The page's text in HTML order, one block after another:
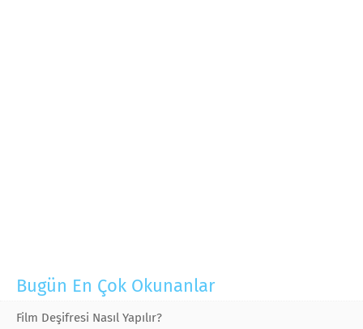
Bugün En Çok Okunanlar
Film Deşifresi Nasıl Yapılır?